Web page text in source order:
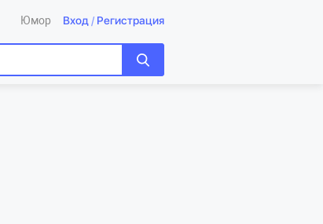
Юмор Вход / Регистрация